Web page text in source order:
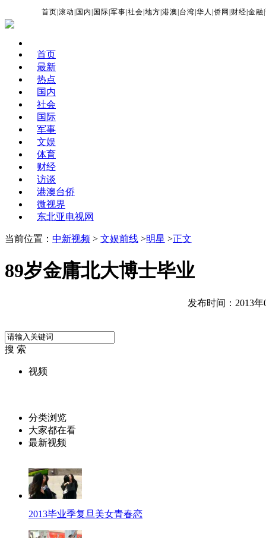
首页 |滚动 国内 国际 |军事 |社会 |地方 |港澳 台湾 |华人 |侨网 财经 |金融 |
首页
最新
热点
国内
社会
国际
军事
文娱
体育
财经
访谈
港澳台侨
微视界
东北亚电视网
当前位置： 中新视频 > 文娱前线 >明星 >正文
89岁金庸北大博士毕业
发布时间：2013年
搜 索
视频
分类浏览
大家都在看
最新视频
2013毕业季复旦美女青春恋